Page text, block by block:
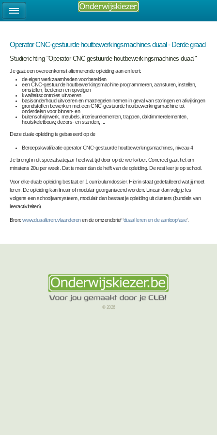
Operator CNC-gestuurde houtbewerkingsmachines duaal - Derde graad
Studierichting "Operator CNC-gestuurde houtbewerkingsmachines duaal"
Je gaat een overeenkomst alternerende opleiding aan en leert:
de eigen werkzaamheden voorbereiden
een CNC-gestuurde houtbewerkingsmachine programmeren, aansturen, instellen,
omstellen, bedienen en opvolgen
kwaliteitscontroles uitvoeren
basisonderhoud uitvoeren en maatregelen nemen in geval van storingen en afwijkingen
grondstoffen bewerken met een CNC-gestuurde houtbewerkingsmachine tot
onderdelen voor binnen- en
buitenschrijnwerk, meubels, interieurelementen, trappen, daktimmerelementen,
houtskeletbouw, decors- en standen, ...
Deze duale opleiding is gebaseerd op de
Beroepskwalificatie operator CNC-gestuurde houtbewerkingsmachines, niveau 4
Je brengt in dit specialisatiejaar heel wat tijd door op de werkvloer. Concreet gaat het om
minstens 20u per week. Dat is meer dan de helft van de opleiding. De rest leer je op school.
Voor elke duale opleiding bestaat er 1 curriculumdossier. Hierin staat gedetailleerd wat jij moet
leren. De opleiding kan lineair of modulair georganiseerd worden. Lineair dan volg je les
volgens een schooljaarsysteem, modulair dan bestaat je opleiding uit clusters (bundels van
leeractiviteiten).
Bron: www.duaalleren.vlaanderenen de omzendbrief ‘duaal leren en de aanloopfase’.
© 2026